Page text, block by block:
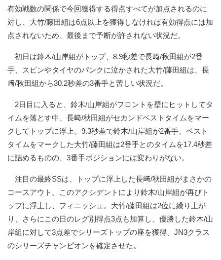
有効戦数の関係で今回獲得する得点すべてが加点されるのに
対し、大竹/藤田組は6点以上を獲得しなければ有効得点には加
点されないため、最後まで予断が許されない状況だ。
初日は鈴木/山岸組がトップ、8.9秒差で長﨑/秋田組が2番
手、スピンやタイヤのパンクに泣かされた大竹/藤田組は、長
﨑/秋田組から30.2秒差の3番手と苦しい状況だ。
2日目に入ると、鈴木/山岸組がフロントを壁にヒットしてタ
イムを落とす中、長﨑/秋田組がセカンドベストタイムをマー
クしてトップに浮上。9.3秒差で鈴木/山岸組が2番手、ベスト
タイムをマークした大竹/藤田組は2番手とのタイムを17.4秒差
に詰めるものの、3番手ポジションには変わりがない。
注目の最終SSは、トップに浮上した長﨑/秋田組がまさかの
コースアウト。このアクシデントにより鈴木/山岸組が再びト
ップに浮上し、フィニッシュ。大竹/藤田組は2位に繰り上が
り、さらにこの日のレグ別得点3点も加算し、優勝した鈴木/山
岸組に対して3点差でシリーズトップの座を獲得、JN3クラス
のシリーズチャンピオンを確定させた。